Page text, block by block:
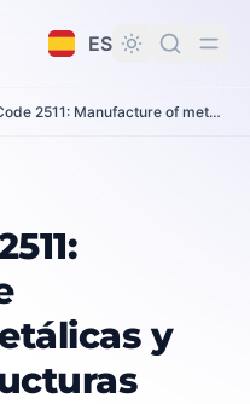
ES
CAEN Code 2511: Manufacture of metal structures and parts of structures
de estructuras
y